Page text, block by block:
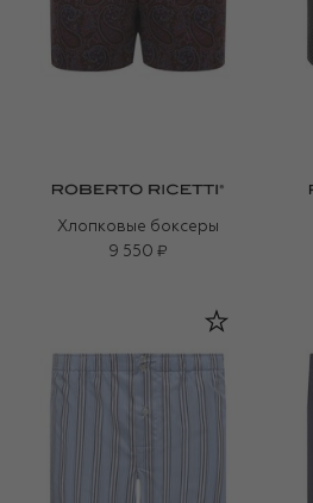
Хлопковые боксеры
9 550 ₽